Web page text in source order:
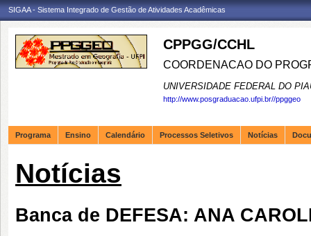
SIGAA - Sistema Integrado de Gestão de Atividades Acadêmicas
CPPGG/CCHL
COORDENACAO DO
UNIVERSIDADE FEDERAL DO
http://www.posgraduacao.ufpi.br//ppggeo
Programa Ensino Calendário Processos Seletivos Notícias
Notícias
Banca de DEFESA: ANA